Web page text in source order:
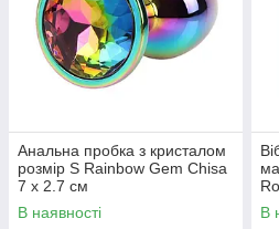
Анальна пробка з кристалом
розмір S Rainbow Gem Chisa
7 х 2.7 см
В наявності
В